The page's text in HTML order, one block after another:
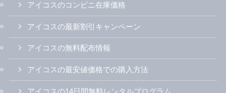
アイコスのコンビニ在庫価格
アイコスの最新割引キャンペーン
アイコスの無料配布情報
アイコスの最安値価格での購入方法